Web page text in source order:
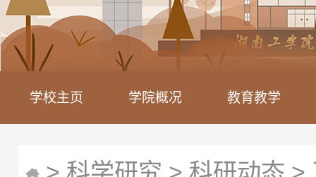
学校主页 学院概况 教育教学